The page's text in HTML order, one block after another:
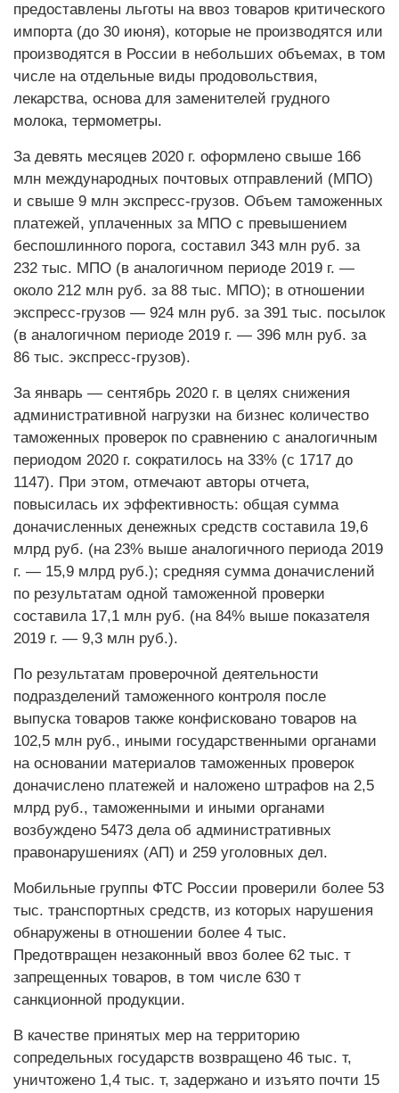
предоставлены льготы на ввоз товаров критического
импорта (до 30 июня), которые не производятся или
производятся в России в небольших объемах, в том
числе на отдельные виды продовольствия,
лекарства, основа для заменителей грудного
молока, термометры.
За девять месяцев 2020 г. оформлено свыше 166
млн международных почтовых отправлений (МПО)
и свыше 9 млн экспресс-грузов. Объем таможенных
платежей, уплаченных за МПО с превышением
беспошлинного порога, составил 343 млн руб. за
232 тыс. МПО (в аналогичном периоде 2019 г. —
около 212 млн руб. за 88 тыс. МПО); в отношении
экспресс-грузов — 924 млн руб. за 391 тыс. посылок
(в аналогичном периоде 2019 г. — 396 млн руб. за
86 тыс. экспресс-грузов).
За январь — сентябрь 2020 г. в целях снижения
административной нагрузки на бизнес количество
таможенных проверок по сравнению с аналогичным
периодом 2020 г. сократилось на 33% (с 1717 до
1147). При этом, отмечают авторы отчета,
повысилась их эффективность: общая сумма
доначисленных денежных средств составила 19,6
млрд руб. (на 23% выше аналогичного периода 2019
г. — 15,9 млрд руб.); средняя сумма доначислений
по результатам одной таможенной проверки
составила 17,1 млн руб. (на 84% выше показателя
2019 г. — 9,3 млн руб.).
По результатам проверочной деятельности
подразделений таможенного контроля после
выпуска товаров также конфисковано товаров на
102,5 млн руб., иными государственными органами
на основании материалов таможенных проверок
доначислено платежей и наложено штрафов на 2,5
млрд руб., таможенными и иными органами
возбуждено 5473 дела об административных
правонарушениях (АП) и 259 уголовных дел.
Мобильные группы ФТС России проверили более 53
тыс. транспортных средств, из которых нарушения
обнаружены в отношении более 4 тыс.
Предотвращен незаконный ввоз более 62 тыс. т
запрещенных товаров, в том числе 630 т
санкционной продукции.
В качестве принятых мер на территорию
сопредельных государств возвращено 46 тыс. т,
уничтожено 1,4 тыс. т, задержано и изъято почти 15